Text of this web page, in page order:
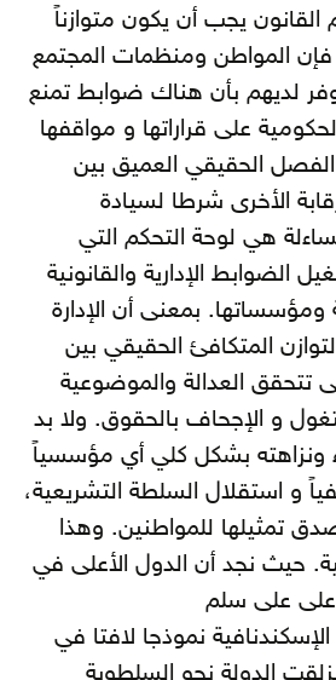
يجب أن يكون متوازناً
فإن المواطن ومنظمات المجتمع
لديهم بأن هناك ضوابط تمنع
على قراراتها و مواقفها
الفصل الحقيقي العميق بين
الأخرى شرطا لسيادة
هي لوحة التحكم التي
الضوابط الإدارية والقانونية
بمعنى أن الإدارة
المتكافئ الحقيقي بين
تتحقق العدالة والموضوعية
و الإجحاف بالحقوق. ولا بد
ونزاهته بشكل كلي أي مؤسسياً
و استقلال السلطة التشريعية،
تمثيلها للمواطنين. وهذا
حيث نجد أن الدول الأعلى في
على سلم
نموذجا لافتا في
الدولة نحو السلطوية